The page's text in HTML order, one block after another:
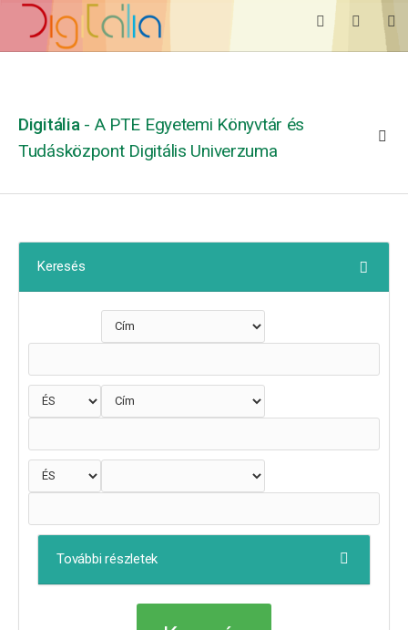
Digitália - A PTE Egyetemi Könyvtár és
Tudásközpont Digitális Univerzuma
Keresés
További részletek